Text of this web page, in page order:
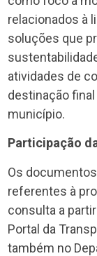
relacionados à
soluções que
atividades de
destinação
município.
Participação
Os
referentes à
consulta a
Portal da
também no